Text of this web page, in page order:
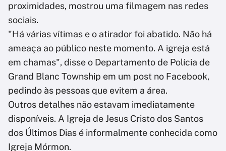
proximidades, mostrou uma filmagem nas redes
sociais.
"Há várias vítimas e o atirador foi abatido. Não há
ameaça ao público neste momento. A igreja está
em chamas", disse o Departamento de Polícia de
Grand Blanc Township em um post no Facebook,
pedindo às pessoas que evitem a área.
Outros detalhes não estavam imediatamente
disponíveis. A Igreja de Jesus Cristo dos Santos
dos Últimos Dias é informalmente conhecida como
Igreja Mórmon.